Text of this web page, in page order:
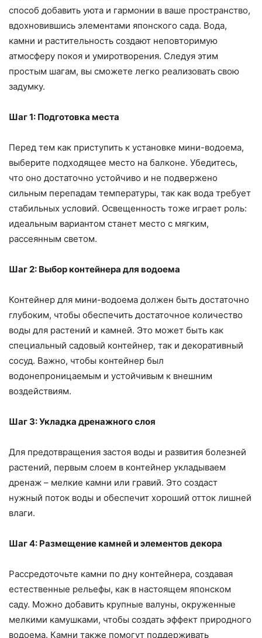
способ добавить уюта и гармонии в ваше пространство,
вдохновившись элементами японского сада. Вода,
камни и растительность создают неповторимую
атмосферу покоя и умиротворения. Следуя этим
простым шагам, вы сможете легко реализовать свою
задумку.
Шаг 1: Подготовка места
Перед тем как приступить к установке мини-водоема,
выберите подходящее место на балконе. Убедитесь,
что оно достаточно устойчиво и не подвержено
сильным перепадам температуры, так как вода требует
стабильных условий. Освещенность тоже играет роль:
идеальным вариантом станет место с мягким,
рассеянным светом.
Шаг 2: Выбор контейнера для водоема
Контейнер для мини-водоема должен быть достаточно
глубоким, чтобы обеспечить достаточное количество
воды для растений и камней. Это может быть как
специальный садовый контейнер, так и декоративный
сосуд. Важно, чтобы контейнер был
водонепроницаемым и устойчивым к внешним
воздействиям.
Шаг 3: Укладка дренажного слоя
Для предотвращения застоя воды и развития болезней
растений, первым слоем в контейнер укладываем
дренаж – мелкие камни или гравий. Это создаст
нужный поток воды и обеспечит хороший отток лишней
влаги.
Шаг 4: Размещение камней и элементов декора
Рассредоточьте камни по дну контейнера, создавая
естественные рельефы, как в настоящем японском
саду. Можно добавить крупные валуны, окруженные
мелкими камушками, чтобы создать эффект природного
водоема. Камни также помогут поддерживать